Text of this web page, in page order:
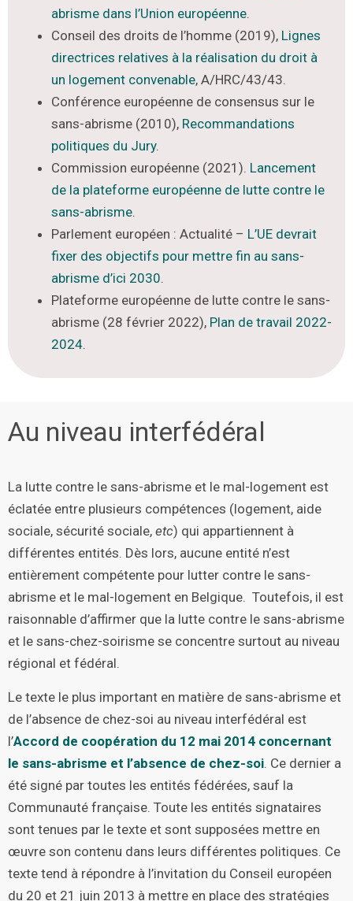
abrisme dans l’Union européenne
Conseil des droits de l’homme (2019), Lignes
directrices relatives à la réalisation du droit à
un logement convenable, A/HRC/43/43.
Conférence européenne de consensus sur le
sans-abrisme (2010), Recommandations
politiques du Jury.
Commission européenne (2021). Lancement
de la plateforme européenne de lutte contre le
sans-abrisme
Parlement européen : Actualité – L’UE devrait
fixer des objectifs pour mettre fin au sans-
abrisme d’ici 2030
Plateforme européenne de lutte contre le sans-
abrisme (28 février 2022), Plan de travail 2022-
2024
Au niveau interfédéral
La lutte contre le sans-abrisme et le mal-logement est
éclatée entre plusieurs compétences (logement, aide
sociale, sécurité sociale, etc) qui appartiennent à
différentes entités. Dès lors, aucune entité n’est
entièrement compétente pour lutter contre le sans-
abrisme et le mal-logement en Belgique. Toutefois, il est
raisonnable d’affirmer que la lutte contre le sans-abrisme
et le sans-chez-soirisme se concentre surtout au niveau
régional et fédéral.
Le texte le plus important en matière de sans-abrisme et
de l’absence de chez-soi au niveau interfédéral est
l’Accord de coopération du 12 mai 2014 concernant
le sans-abrisme et l’absence de chez-soi. Ce dernier a
été signé par toutes les entités fédérées, sauf la
Communauté française. Toute les entités signataires
sont tenues par le texte et sont supposées mettre en
œuvre son contenu dans leurs différentes politiques. Ce
texte tend à répondre à l’invitation du Conseil européen
du 20 et 21 juin 2013 à mettre en place des stratégies